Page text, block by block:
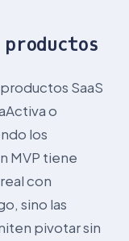
SaaS
o
los
MVP tiene
con
sino las
pivotar sin